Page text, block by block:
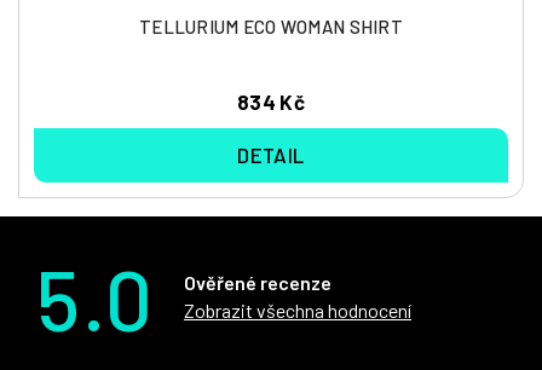
TELLURIUM ECO WOMAN SHIRT
834 Kč
DETAIL
5.0
Ověřené recenze
Zobrazit všechna hodnocení